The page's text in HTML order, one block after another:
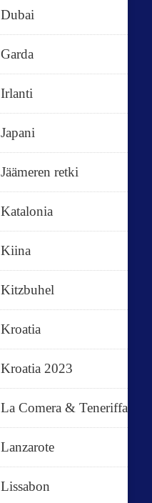
Dubai
Garda
Irlanti
Japani
Jäämeren retki
Katalonia
Kiina
Kitzbuhel
Kroatia
Kroatia 2023
La Comera & Teneriffa
Lanzarote
Lissabon